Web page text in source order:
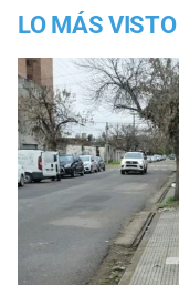
LO MÁS VISTO